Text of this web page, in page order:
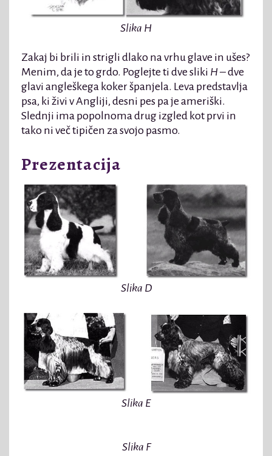
Slika H
Zakaj bi brili in strigli dlako na vrhu glave in ušes?
Menim, da je to grdo. Poglejte ti dve sliki H– dve
glavi angleškega koker španjela. Leva predstavlja
psa, ki živi v Angliji, desni pes pa je ameriški.
Slednji ima popolnoma drug izgled kot prvi in
tako ni več tipičen za svojo pasmo.
Prezentacija
Slika D
Slika E
Slika F